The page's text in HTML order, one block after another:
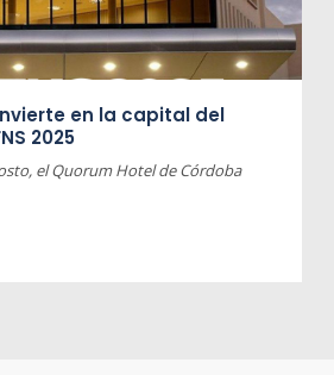
en la capital del
2025
el Quorum Hotel de Córdoba